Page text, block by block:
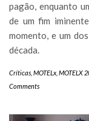
pagão, enquanto
de um fim
momento, e um
década.
Críticas MOTELx MOTELX
Comments